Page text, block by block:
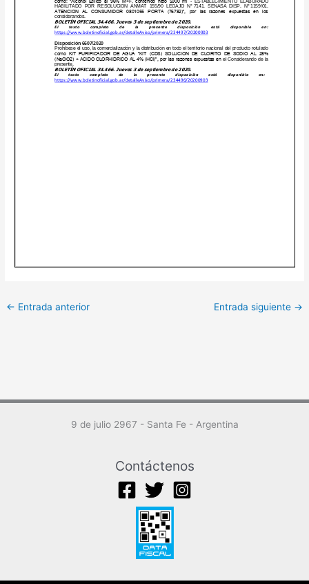
← Entrada anterior Entrada siguiente →
9 de julio 2967 - Santa Fe - Argentina
Contáctenos